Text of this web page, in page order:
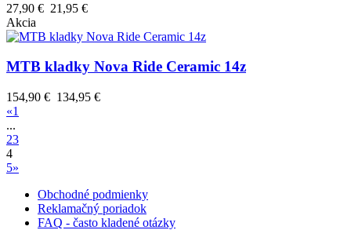
27,90 € 21,95 €
Akcia
MTB kladky Nova Ride Ceramic 14z
154,90 € 134,95 €
«1
...
23
4
5»
Obchodné podmienky
Reklamačný poriadok
FAQ - často kladené otázky